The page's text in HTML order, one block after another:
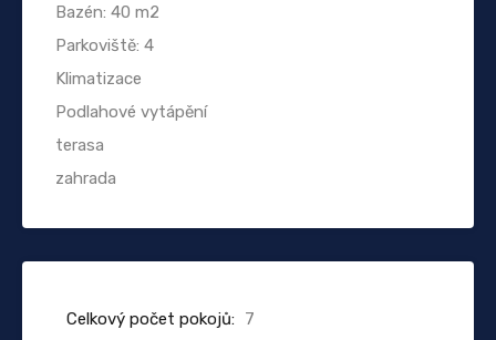
Bazén: 40 m2
Parkoviště: 4
Klimatizace
Podlahové vytápění
terasa
zahrada
Celkový počet pokojů: 7